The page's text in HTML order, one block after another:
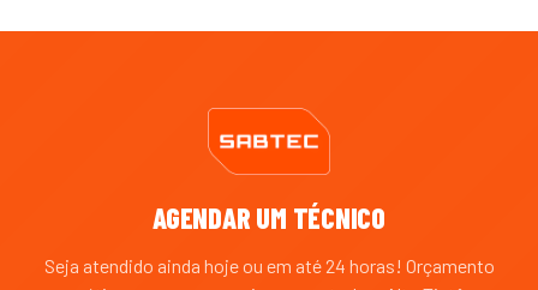
AGENDAR UM TÉCNICO
Seja atendido ainda hoje ou em até 24 horas! Orçamento